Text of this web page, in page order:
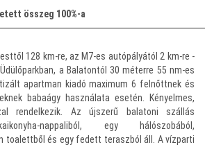
összeg 100%-a
128 km-re, az M7-es autópályától 2 km-re -
a Balatontól 30 méterre 55 nm-es
apartman kiadó maximum 6 felnőttnek és
babaágy használata esetén. Kényelmes,
rendelkezik. Az újszerű balatoni szállás
nappaliból, egy hálószobából,
toalettből és egy fedett teraszból áll. A vízparti